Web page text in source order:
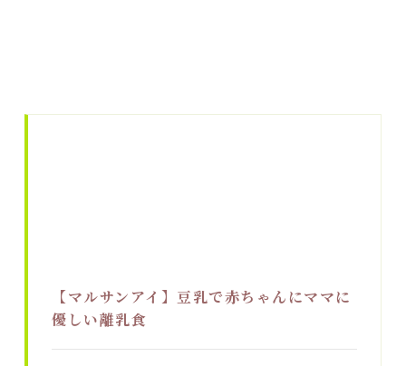
【マルサンアイ】豆乳で赤ちゃんにママに
優しい離乳食